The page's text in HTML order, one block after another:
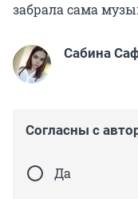
забрала сама
Сабина
Согласны с
Да